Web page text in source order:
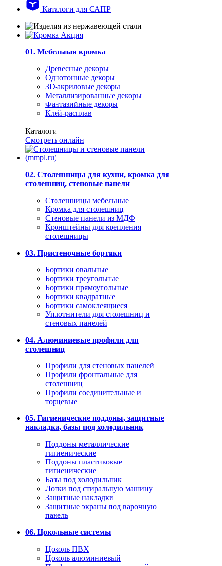
Каталоги для САПР
01. Мебельная кромка
Древесные декоры
Однотонные декоры
3D-акриловые декоры
Металлизированные декоры
Фантазийные декоры
Клей-расплав
Каталоги
Смотреть онлайн
02. Столешницы для кухни, кромка для
столешниц, стеновые панели
Столешницы мебельные
Кромка для столешниц
Стеновые панели из МДФ
Кронштейны для крепления
столешницы
03. Пристеночные бортики
Бортики овальные
Бортики треугольные
Бортики прямоугольные
Бортики квадратные
Бортики самоклеящиеся
Уплотнители для столешниц и
стеновых панелей
04. Алюминиевые профили для
столешниц
Профили для стеновых панелей
Профили фронтальные для
столешниц
Профили соединительные и
торцевые
05. Гигиенические поддоны, защитные
накладки, базы под холодильник
Поддоны металлические
гигиенические
Поддоны пластиковые
гигиенические
Базы под холодильник
Лотки под стиральную машину
Защитные накладки
Защитные экраны под варочную
панель
06. Цокольные системы
Цоколь ПВХ
Цоколь алюминиевый